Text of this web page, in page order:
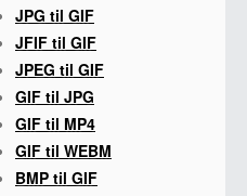
JPG til GIF
JFIF til GIF
JPEG til GIF
GIF til JPG
GIF til MP4
GIF til WEBM
BMP til GIF